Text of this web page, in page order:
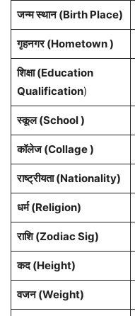
जन्म स्थान (Birth Place)
गृहनगर (Hometown )
शिक्षा (Education
Qualification)
स्कूल (School )
कॉलेज (Collage )
राष्ट्रीयता (Nationality)
धर्म (Religion)
राशि (Zodiac Sig)
कद (Height)
वजन (Weight)